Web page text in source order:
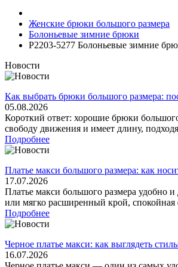
Женские брюки большого размера
Болоньевые зимние брюки
Р2203-5277 Болоньевые зимние
Новости
Как выбрать брюки большого размера:
05.08.2026
Короткий ответ: хорошие брюки
свободу движения и имеет длину,
Подробнее
Платье макси большого размера: как
17.07.2026
Платье макси большого размера удобно и
или мягко расширенный крой, спокойная
Подробнее
Черное платье макси: как выглядеть
16.07.2026